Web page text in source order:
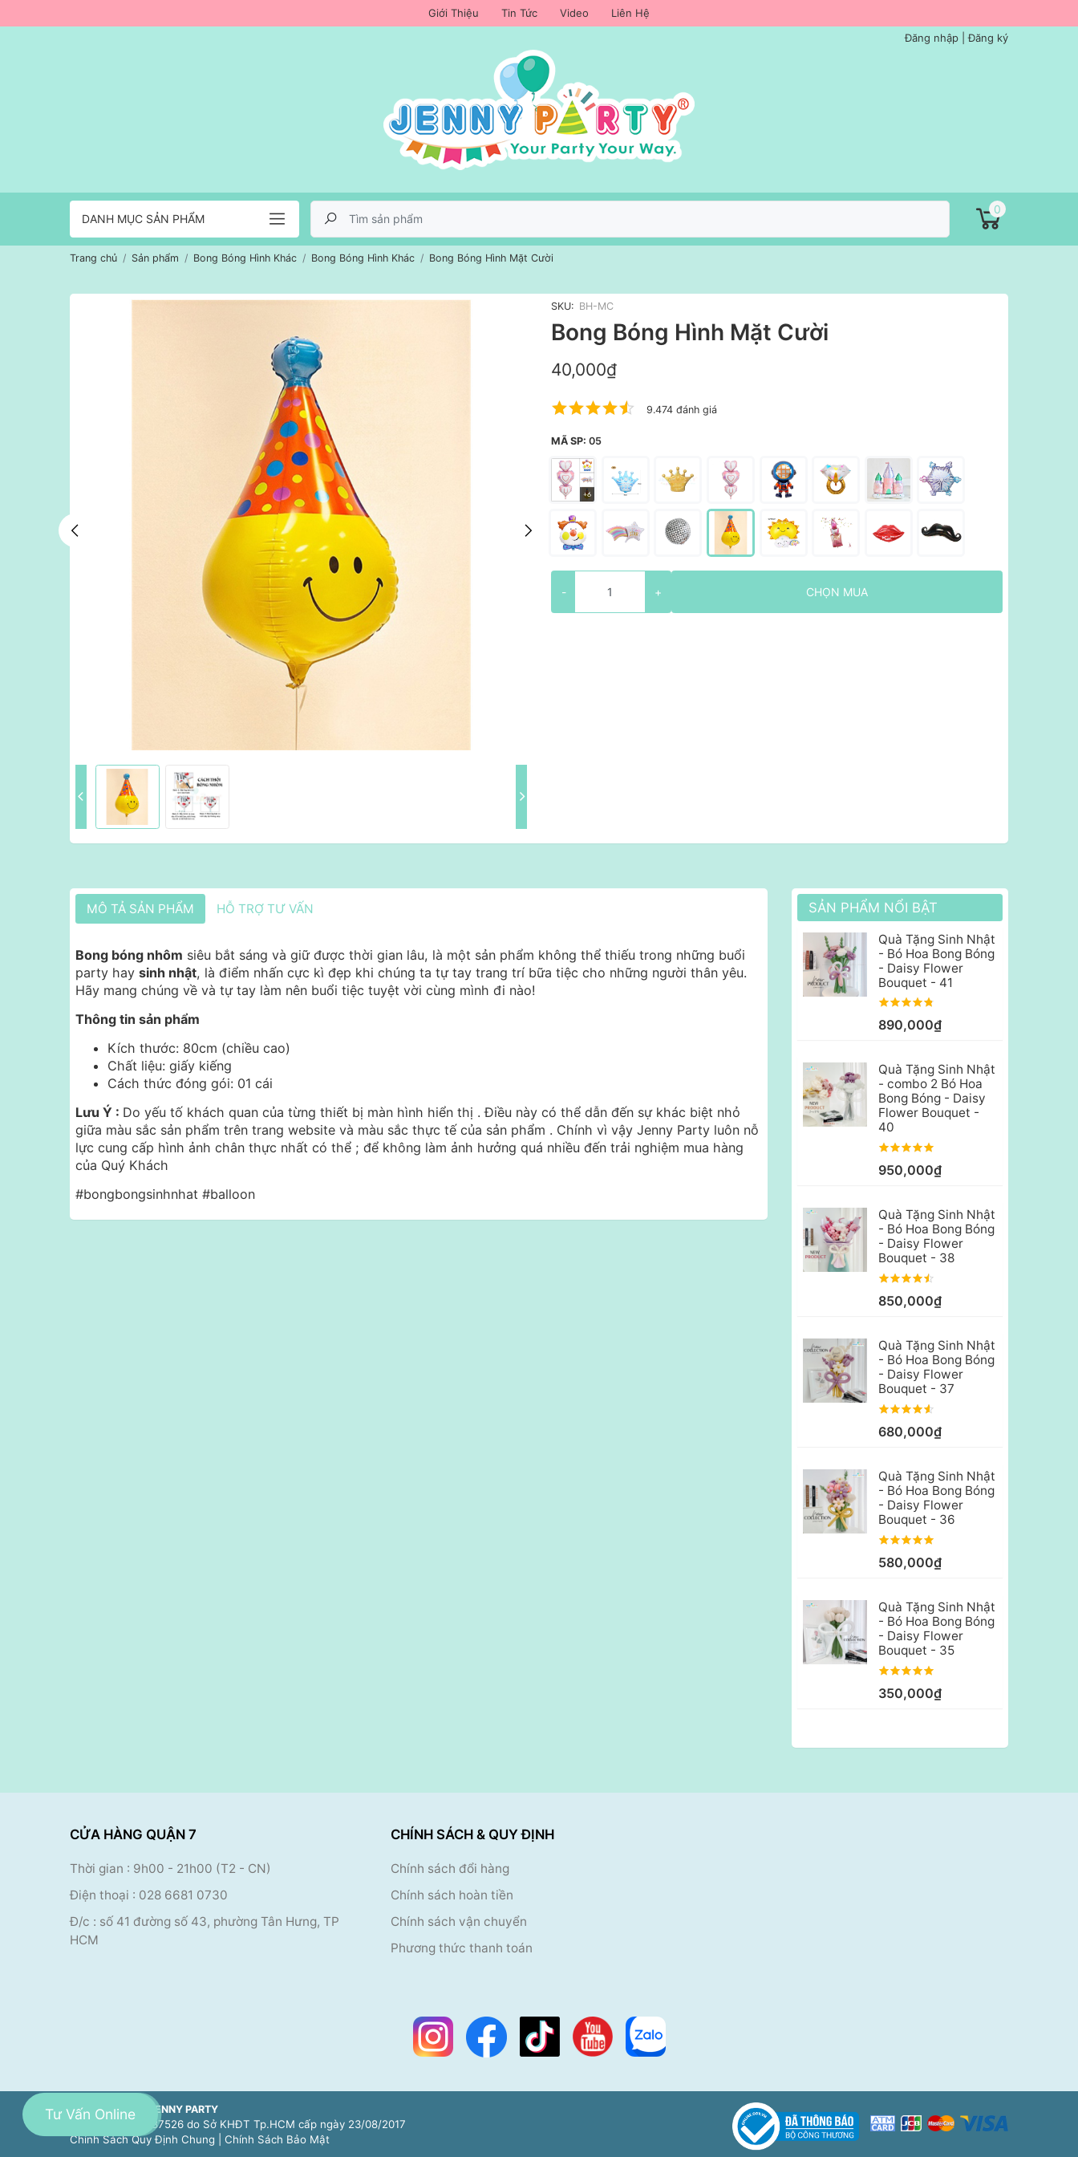
Giới Thiệu Tin Tức Video
Liên Hệ
Đăng nhập |Đăng ký
DANH MỤC SẢN PHẨM
0
Trang chủ Sản phẩm Bong Bóng Hình Khác Bong Bóng Hình Khác Bong Bóng Hình Mặt Cười
SKU: BH-MC
Bong Bóng Hình Mặt Cười
40,000₫
9.474 đánh giá
MÃ SP: 05
- + CHỌN MUA
MÔ TẢ SẢN PHẨM HỖ TRỢ TƯ VẤN
Bong bóng nhôm siêu bắt sáng và giữ được thời gian lâu, là một sản phẩm không thể thiếu trong những buổi
party hay sinh nhật, là điểm nhấn cực kì đẹp khi chúng ta tự tay trang trí bữa tiệc cho những người thân yêu.
Hãy mang chúng về và tự tay làm nên buổi tiệc tuyệt vời cùng mình đi nào!
Thông tin sản phẩm
Kích thước: 80cm (chiều cao)
Chất liệu: giấy kiếng
Cách thức đóng gói: 01 cái
Lưu Ý : Do yếu tố khách quan của từng thiết bị màn hình hiển thị . Điều này có thể dẫn đến sự khác biệt nhỏ
giữa màu sắc sản phẩm trên trang website và màu sắc thực tế của sản phẩm . Chính vì vậy Jenny Party luôn nỗ
lực cung cấp hình ảnh chân thực nhất có thể ; để không làm ảnh hưởng quá nhiều đến trải nghiệm mua hàng
của Quý Khách
#bongbongsinhnhat #balloon
SẢN PHẨM NỔI BẬT
Quà Tặng Sinh Nhật
- Bó Hoa Bong Bóng
- Daisy Flower
Bouquet - 41
890,000₫
Quà Tặng Sinh Nhật
- combo 2 Bó Hoa
Bong Bóng - Daisy
Flower Bouquet -
40
950,000₫
Quà Tặng Sinh Nhật
- Bó Hoa Bong Bóng
- Daisy Flower
Bouquet - 38
850,000₫
Quà Tặng Sinh Nhật
- Bó Hoa Bong Bóng
- Daisy Flower
Bouquet - 37
680,000₫
Quà Tặng Sinh Nhật
- Bó Hoa Bong Bóng
- Daisy Flower
Bouquet - 36
580,000₫
Quà Tặng Sinh Nhật
- Bó Hoa Bong Bóng
- Daisy Flower
Bouquet - 35
350,000₫
Tư Vấn Online
CỬA HÀNG QUẬN 7
Thời gian : 9h00 - 21h00 (T2 - CN)
Điện thoại : 028 6681 0730
Đ/c : số 41 đường số 43, phường Tân Hưng, TP
HCM
CHÍNH SÁCH & QUY ĐỊNH
Chính sách đổi hàng
Chính sách hoàn tiền
Chính sách vận chuyển
Phương thức thanh toán
CÔNG TY TNHH JENNY PARTY
Số ĐKKD 0314587526 do Sở KHĐT Tp.HCM cấp ngày 23/08/2017
Chính Sách Quy Định Chung
Chính Sách Bảo Mật